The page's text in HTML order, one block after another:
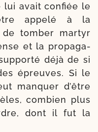
lui avait confiée le
appe­lé à la
tom­ber mar­tyr
et la pro­pa­ga­
déjà de si
épreuves. Si le
man­quer d’être
com­bien plus
dont il fut la